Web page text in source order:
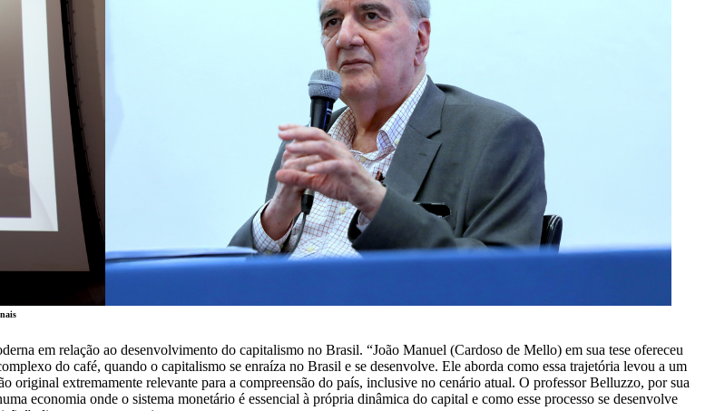
em relação ao desenvolvimento do capitalismo no Brasil. “João Manuel (Cardoso de Mello) em sua tese ofereceu
do café, quando o capitalismo se enraíza no Brasil e se desenvolve. Ele aborda como essa trajetória levou a um
extremamente relevante para a compreensão do país, inclusive no cenário atual. O professor Belluzzo, por sua
economia onde o sistema monetário é essencial à própria dinâmica do capital e como esse processo se desenvolve